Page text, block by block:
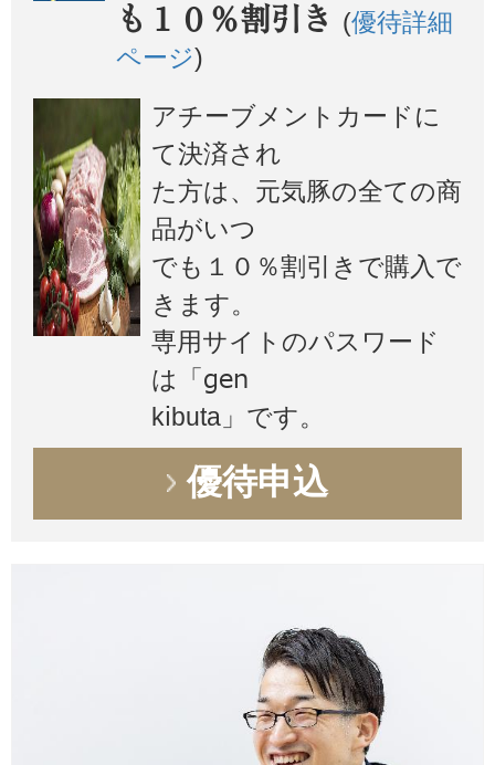
も１０％割引き (優待詳細
ページ)
アチーブメントカードに
て決済され
た方は、元気豚の全ての商
品がいつ
でも１０％割引きで購入で
きます。
専用サイトのパスワード
は「gen
kibuta」です。
優待申込